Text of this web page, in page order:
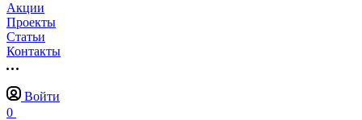
Акции
Проекты
Статьи
Контакты
Войти
0